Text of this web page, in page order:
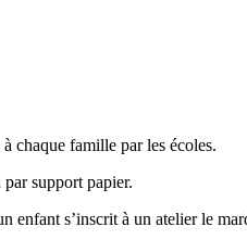
chaque famille par les écoles.
par support papier.
enfant s’inscrit à un atelier le